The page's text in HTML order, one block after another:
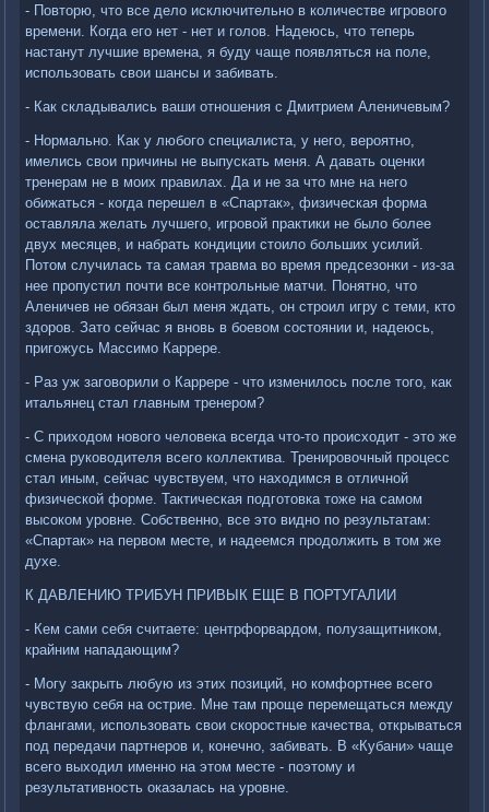
- Повторю, что все дело исключительно в количестве игрового
времени. Когда его нет - нет и голов. Надеюсь, что теперь
настанут лучшие времена, я буду чаще появляться на поле,
использовать свои шансы и забивать.
- Как складывались ваши отношения с Дмитрием Аленичевым?
- Нормально. Как у любого специалиста, у него, вероятно,
имелись свои причины не выпускать меня. А давать оценки
тренерам не в моих правилах. Да и не за что мне на него
обижаться - когда перешел в «Спартак», физическая форма
оставляла желать лучшего, игровой практики не было более
двух месяцев, и набрать кондиции стоило больших усилий.
Потом случилась та самая травма во время предсезонки - из-за
нее пропустил почти все контрольные матчи. Понятно, что
Аленичев не обязан был меня ждать, он строил игру с теми, кто
здоров. Зато сейчас я вновь в боевом состоянии и, надеюсь,
пригожусь Массимо Каррере.
- Раз уж заговорили о Каррере - что изменилось после того, как
итальянец стал главным тренером?
- С приходом нового человека всегда что-то происходит - это же
смена руководителя всего коллектива. Тренировочный процесс
стал иным, сейчас чувствуем, что находимся в отличной
физической форме. Тактическая подготовка тоже на самом
высоком уровне. Собственно, все это видно по результатам:
«Спартак» на первом месте, и надеемся продолжить в том же
духе.
К ДАВЛЕНИЮ ТРИБУН ПРИВЫК ЕЩЕ В ПОРТУГАЛИИ
- Кем сами себя считаете: центрфорвардом, полузащитником,
крайним нападающим?
- Могу закрыть любую из этих позиций, но комфортнее всего
чувствую себя на острие. Мне там проще перемещаться между
флангами, использовать свои скоростные качества, открываться
под передачи партнеров и, конечно, забивать. В «Кубани» чаще
всего выходил именно на этом месте - поэтому и
результативность оказалась на уровне.